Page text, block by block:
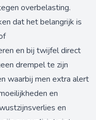
overbelasting.
dat het belangrijk is
en bij twijfel direct
drempel te zijn
waarbij men extra alert
en
en